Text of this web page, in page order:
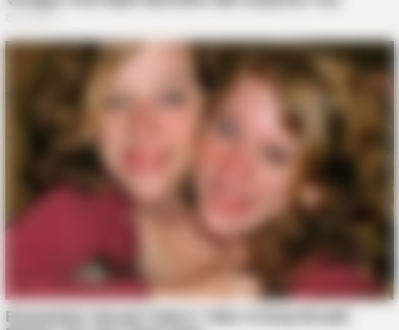
GOOD TO KNOW THIS
Doctors Use This Brain Age Test To Reveal Your True Age —
Try It Yourself
Wedding Photo Goes Viral After Groom's Pants Rip!